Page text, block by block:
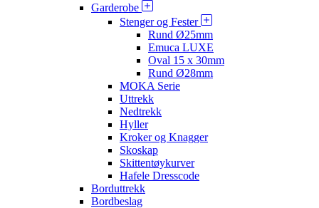
Garderobe
Stenger og Fester
Rund Ø25mm
Emuca LUXE
Oval 15 x 30mm
Rund Ø28mm
MOKA Serie
Uttrekk
Nedtrekk
Hyller
Kroker og Knagger
Skoskap
Skittentøykurver
Hafele Dresscode
Borduttrekk
Bordbeslag